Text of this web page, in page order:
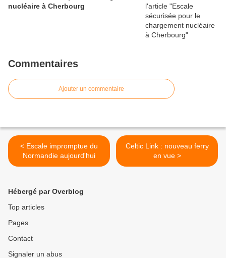
nucléaire à Cherbourg
Commentaires
Ajouter un commentaire
< Escale impromptue du
Normandie aujourd'hui
Celtic Link : nouveau ferry
en vue >
Hébergé par Overblog
Top articles
Pages
Contact
Signaler un abus